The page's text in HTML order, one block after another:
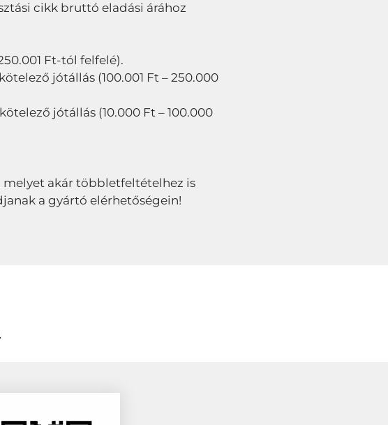
cikk bruttó eladási árához
Ft-tól felfelé).
jótállás (100.001 Ft – 250.000
jótállás (10.000 Ft – 100.000
akár többletfeltételhez is
a gyártó elérhetőségein!